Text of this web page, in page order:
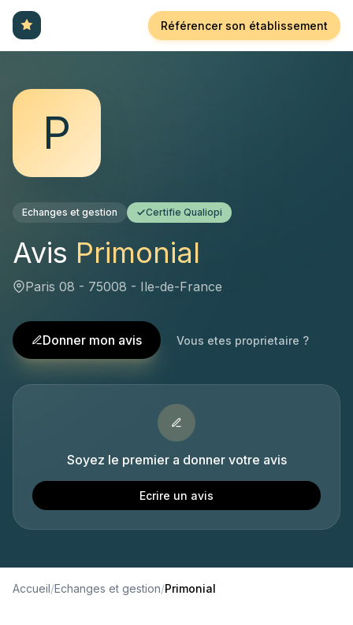
Référencer son établissement
P
Echanges et gestion Certifie Qualiopi
Avis Primonial
Paris 08 - 75008 - Ile-de-France
Donner mon avis Vous etes proprietaire ?
Soyez le premier a donner votre avis
Ecrire un avis
Accueil/Echanges et gestion/Primonial